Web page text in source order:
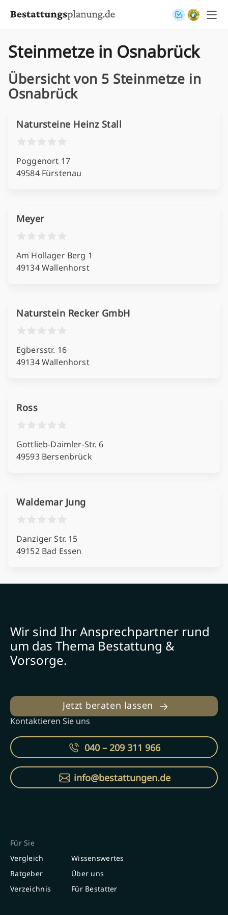
Steinmetze in Osnabrück
Übersicht von 5 Steinmetze in
Osnabrück
Natursteine Heinz Stall
Poggenort 17
49584 Fürstenau
Meyer
Am Hollager Berg 1
49134 Wallenhorst
Naturstein Recker GmbH
Egbersstr. 16
49134 Wallenhorst
Ross
Gottlieb-Daimler-Str. 6
49593 Bersenbrück
Waldemar Jung
Danziger Str. 15
49152 Bad Essen
Wir sind Ihr Ansprechpartner rund
um das Thema Bestattung &
Vorsorge.
Jetzt beraten lassen
Kontaktieren Sie uns
040 – 209 311 966
info@bestattungen.de
Für Sie
Vergleich
Ratgeber
Verzeichnis
Wissenswertes
Über uns
Für Bestatter